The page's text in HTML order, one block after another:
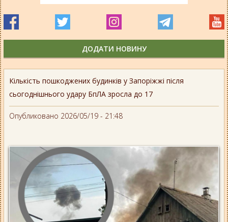
Кількість пошкоджених будинків у Запоріжжі після
сьогоднішнього удару БпЛА зросла до 17
Опубликовано 2026/05/19 - 21:48
ДОДАТИ НОВИНУ